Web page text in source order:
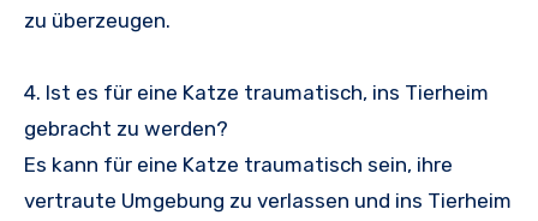
zu überzeugen.
4. Ist es für eine Katze traumatisch, ins Tierheim
gebracht zu werden?
Es kann für eine Katze traumatisch sein, ihre
vertraute Umgebung zu verlassen und ins Tierheim